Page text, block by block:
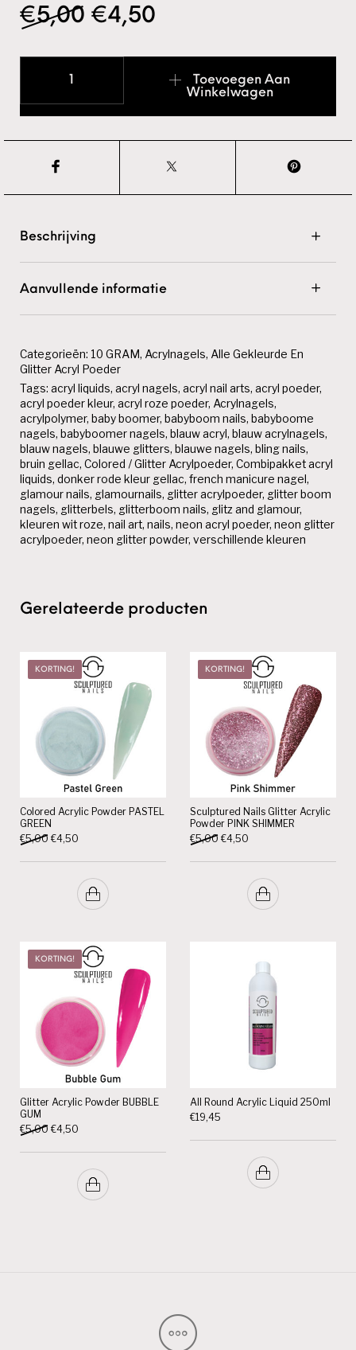
€5,00 Oorspronkelijke prijs
€4,50
Toevoegen Aan
Winkelwagen
Beschrijving
Aanvullende informatie
Categorieën: 10 GRAM, Acrylnagels, Alle Gekleurde En
Glitter Acryl Poeder
Tags:acryl liquids,acryl nagels,acryl nail arts,acryl poeder,
acryl poeder kleur,acryl roze poeder, Acrylnagels,
acrylpolymer, baby boomer, babyboom nails, babyboome
nagels, babyboomer nagels, blauw acryl, blauw acrylnagels,
blauw nagels, blauwe glitters, blauwe nagels, bling nails,
bruin gellac,Colored / Glitter Acrylpoeder,Combipakket acryl
liquids,donker rode kleur gellac,french manicure nagel,
glamour nails, glamournails, glitter acrylpoeder, glitter boom
nagels, glitterbels, glitterboom nails, glitz and glamour,
kleuren wit roze,nail art,nails,neon acryl poeder,neon glitter
acrylpoeder,neon glitter powder,verschillende kleuren
Gerelateerde producten
KORTING!
Colored Acrylic Powder PASTEL
GREEN
€5,00 Oorspronkelijke prijs was: €5,00.
€4,50
KORTING!
Sculptured Nails Glitter Acrylic
Powder PINK SHIMMER
€5,00 Oorspronkelijke prijs was:
€4,50
KORTING!
Glitter Acrylic Powder BUBBLE
GUM
€5,00 Oorspronkelijke prijs was: €5,00.
€4,50
All Round Acrylic Liquid 250ml
€19,45